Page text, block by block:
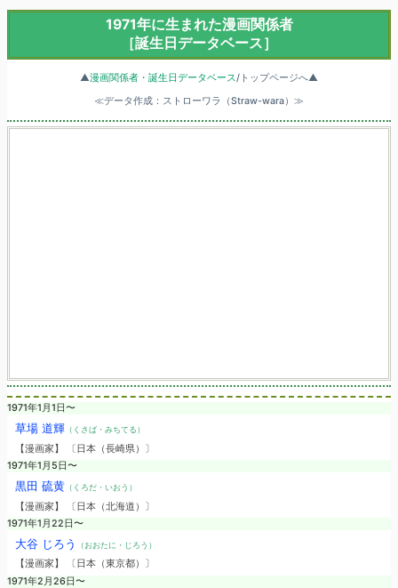
1971年に生まれた漫画関係者
［誕生日データベース］
▲漫画関係者・誕生日データベース/トップページへ▲
≪データ作成：ストローワラ（Straw-wara）≫
1971年1月1日〜
草場 道輝（くさば・みちてる）
【漫画家】 〔日本（長崎県）〕
1971年1月5日〜
黒田 硫黄（くろだ・いおう）
【漫画家】 〔日本（北海道）〕
1971年1月22日〜
大谷 じろう （おおたに・じろう）
【漫画家】 〔日本（東京都）〕
1971年2月26日〜